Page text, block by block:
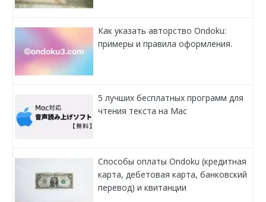
Как указать авторство Ondoku:
примеры и правила оформления.
5 лучших бесплатных программ для
чтения текста на Mac
Способы оплаты Ondoku (кредитная
карта, дебетовая карта, банковский
перевод) и квитанции